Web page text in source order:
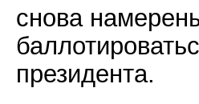
снова
президента.